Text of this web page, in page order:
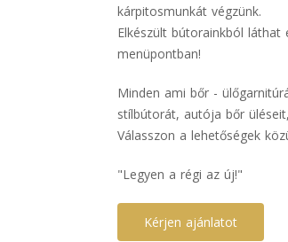
kárpitosmunkát végzünk.
Elkészült bútorainkból
menüpontban!
Minden ami bőr -
stílbútorát, autója bőr
Válasszon a lehetőségek
"Legyen a régi az új!"
Kérjen ajánlatot